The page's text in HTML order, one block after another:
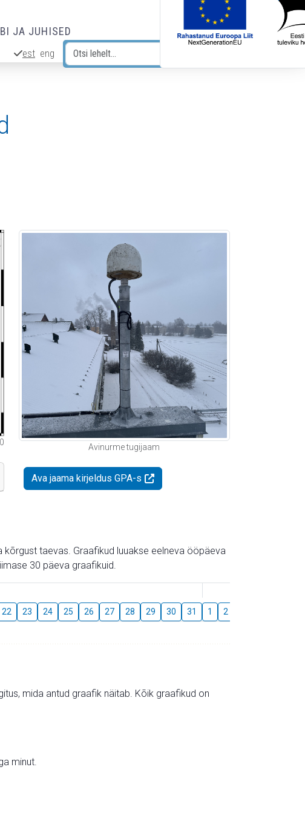
JA JUHISED
est eng
Avinurme tugijaam
Ava jaama kirjeldus GPA-s
taevas. Graafikud luuakse eelneva ööpäeva
30 päeva graafikuid.
22 23 24 25 26 27 28 29 30 31 1 2
mida antud graafik näitab. Kõik graafikud on
minut.